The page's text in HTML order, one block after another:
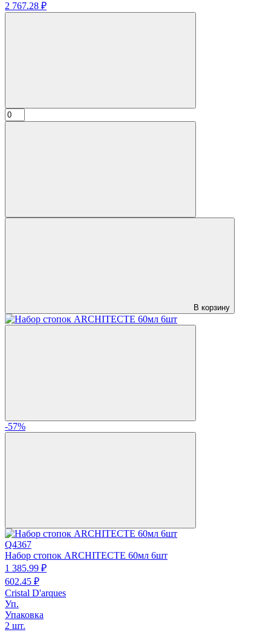
2 767.28 ₽
В корзину
-57%
Q4367
Набор стопок ARCHITECTE 60мл 6шт
1 385.99 ₽
602.45 ₽
Cristal D'arques
Уп.
Упаковка
2 шт.